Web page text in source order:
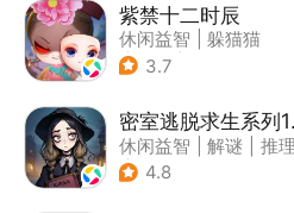
紫禁十二时辰
休闲益智
躲猫猫
| 推理
3.7
密
休闲益智 解谜
推理
| 密室逃脱
4.8